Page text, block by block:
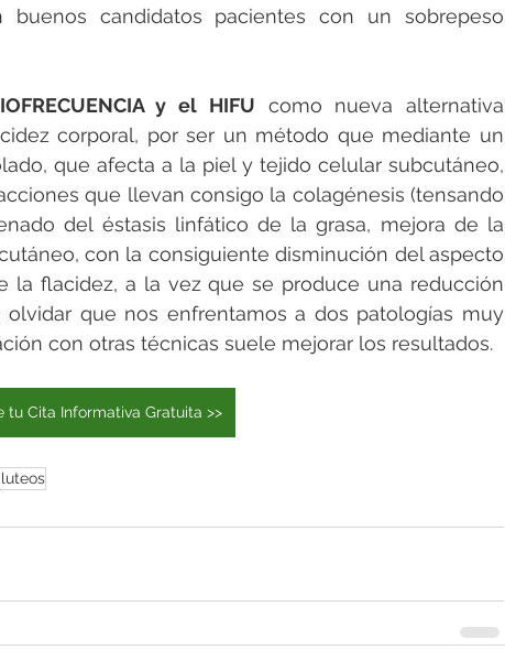
buenos candidatos pacientes con un sobrepeso
y el HIFU como nueva alternativa
corporal, por ser un método que mediante un
que afecta a la piel y tejido celular subcutáneo,
que llevan consigo la colagénesis (tensando
del éstasis linfático de la grasa, mejora de la
con la consiguiente disminución del aspecto
la flacidez, a la vez que se produce una reducción
olvidar que nos enfrentamos a dos patologías muy
con otras técnicas suele mejorar los resultados.
tu Cita Informativa Gratuita >>